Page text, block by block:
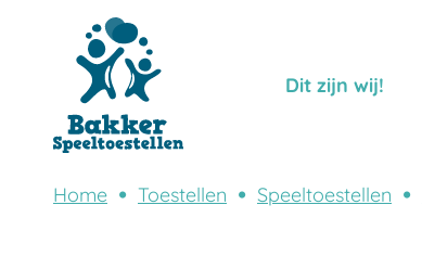
Dit zijn wij!
Home Toestellen Speeltoestellen